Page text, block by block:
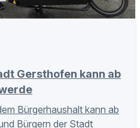
Gersthofen kann ab
Bürgerhaushalt kann ab
Bürgern der Stadt